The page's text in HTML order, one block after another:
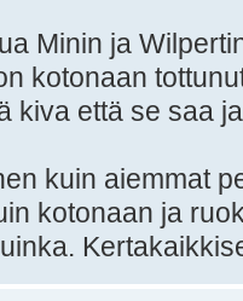
Minin ja
kotonaan
kiva että se saa
kuin aiemmat
kotonaan ja